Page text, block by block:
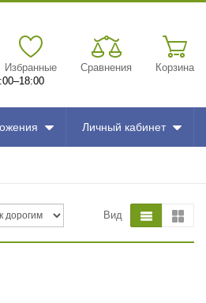
Избранные Сравнения Корзина
Личный кабинет
Вид